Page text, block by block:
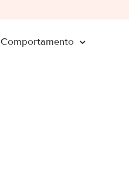
Comportamento